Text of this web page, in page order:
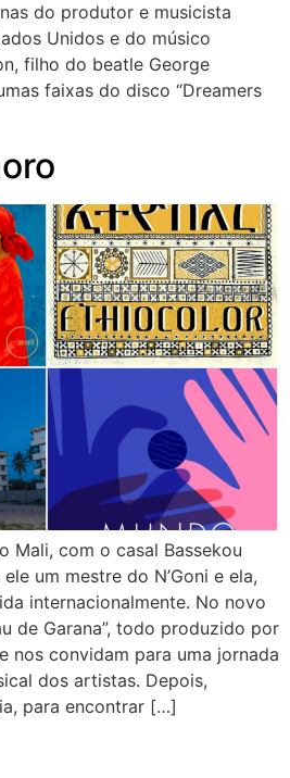
do produtor e musicista
Unidos e do músico
filho do beatle George
faixas do disco “Dreamers
Mali, com o casal Bassekou
um mestre do N’Goni e ela,
internacionalmente. No novo
de Garana”, todo produzido por
nos convidam para uma jornada
dos artistas. Depois,
para encontrar […]